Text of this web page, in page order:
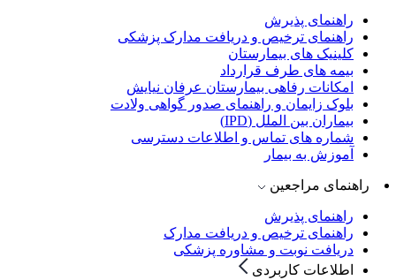
راهنمای پذيرش
راهنمای ترخيص و دريافت مدارک پزشکی
کلینیک های بیمارستان
بیمه های طرف قرارداد
امکانات رفاهی بیمارستان عرفان نیایش
بلوک زایمان و راهنمای صدور گواهی ولادت
بیماران بین الملل (IPD)
شماره های تماس و اطلاعات دسترسی
آموزش به بیمار
راهنمای مراجعین
راهنمای پذیرش
راهنمای ترخیص و دریافت مدارک
دریافت نوبت و مشاوره پزشکی
اطلاعات کاربردی